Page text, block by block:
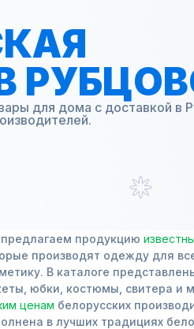
для дома с доставкой в
продукцию
производят одежду для
В каталоге
юбки, костюмы, свитера и
ценам белорусских
в лучших традициях